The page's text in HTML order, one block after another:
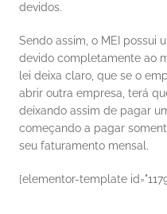
devidos.
Sendo assim, o MEI possui
devido completamente ao
lei deixa claro, que se o
abrir outra empresa, terá
deixando assim de pagar
começando a pagar
seu faturamento mensal.
[elementor-template